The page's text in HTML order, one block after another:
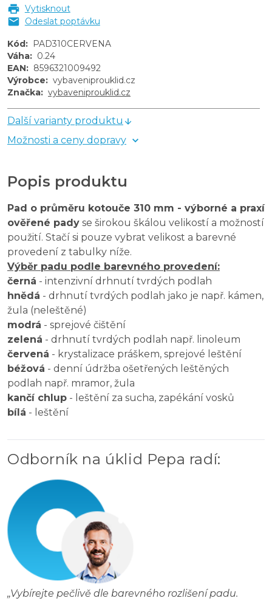
Vytisknout
Odeslat poptávku
Kód: PAD310CERVENA
Váha: 0.24
EAN: 8596321009492
Výrobce: vybaveniprouklid.cz
Značka: vybaveniprouklid.cz
Další varianty produktu
Možnosti a ceny dopravy
Popis produktu
Pad o průměru kotouče 310 mm - výborné a praxí
ověřené pady se širokou škálou velikostí a možností
použití. Stačí si pouze vybrat velikost a barevné
provedení z tabulky níže.
Výběr padu podle barevného provedení:
černá - intenzivní drhnutí tvrdých podlah
hnědá - drhnutí tvrdých podlah jako je např. kámen,
žula (neleštěné)
modrá - sprejové čištění
zelená - drhnutí tvrdých podlah např. linoleum
červená - krystalizace práškem, sprejové leštění
béžová - denní údržba ošetřených leštěných
podlah např. mramor, žula
kančí chlup - leštění za sucha, zapékání vosků
bílá - leštění
Odborník na úklid Pepa radí:
„Vybírejte pečlivě dle barevného rozlišení padu.